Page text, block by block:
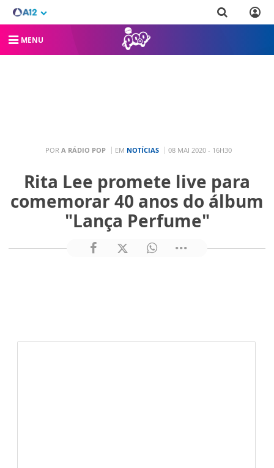
MENU
POR A RÁDIO POP EM NOTÍCIAS 08 MAI 2020 - 16H30
Rita Lee promete live para
comemorar 40 anos do álbum
"Lança Perfume"